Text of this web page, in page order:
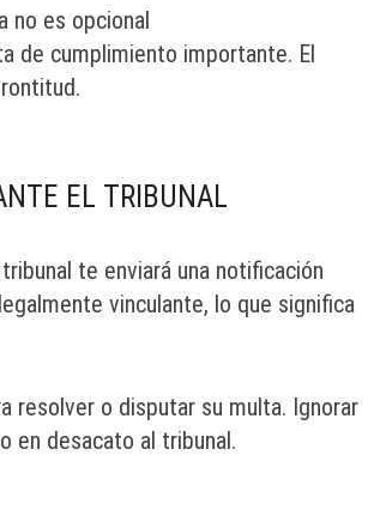
no es opcional
de cumplimiento importante. El
EL TRIBUNAL
te enviará una notificación
vinculante, lo que significa
resolver o disputar su multa. Ignorar
en desacato al tribunal.